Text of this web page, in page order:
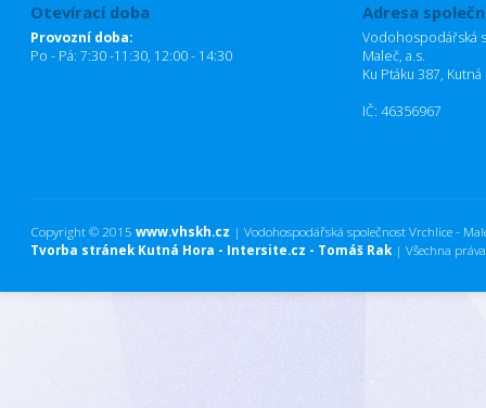
Otevírací doba
Provozní doba:
Po - Pá: 7:30 -11:30, 12:00 - 14:30
Adresa
Vodohospodářská
Maleč, a.s.
Ku Ptáku 387,
IČ: 46356967
Copyright © 2015 www.vhskh.cz | Vodohospodářská společnost Vrchlice -
Tvorba stránek Kutná Hora - Intersite.cz - Tomáš Rak | Všechna